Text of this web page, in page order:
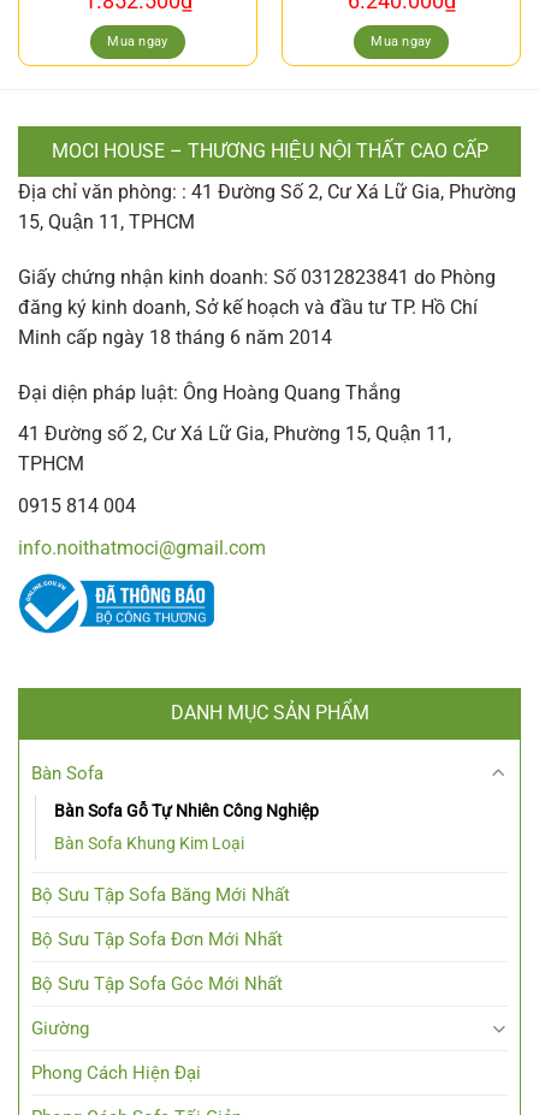
Mua ngay Mua ngay
MOCI HOUSE – THƯƠNG HIỆU NỘI THẤT CAO CẤP
Địa chỉ văn phòng: : 41 Đường Số 2, Cư Xá Lữ Gia, Phường
15, Quận 11, TPHCM
Giấy chứng nhận kinh doanh: Số 0312823841 do Phòng
đăng ký kinh doanh, Sở kế hoạch và đầu tư TP. Hồ Chí
Minh cấp ngày 18 tháng 6 năm 2014
Đại diện pháp luật: Ông Hoàng Quang Thắng
41 Đường số 2, Cư Xá Lữ Gia, Phường 15, Quận 11,
TPHCM
0915 814 004
info.noithatmoci@gmail.com
DANH MỤC SẢN PHẨM
Bàn Sofa
Bàn Sofa Gỗ Tự Nhiên Công Nghiệp
Bàn Sofa Khung Kim Loại
Bộ Sưu Tập Sofa Băng Mới Nhất
Bộ Sưu Tập Sofa Đơn Mới Nhất
Bộ Sưu Tập Sofa Góc Mới Nhất
Giường
Phong Cách Hiện Đại